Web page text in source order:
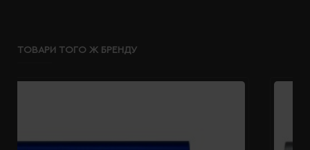
ТОВАРИ ТОГО Ж БРЕНДУ